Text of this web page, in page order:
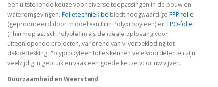
een uitstekende keuze voor diverse toepassingen in de bouw en
wateromgevingen. Folietechniek.be biedt hoogwaardige FPP-folie
(geproduceerd door middel van Film Polypropyleen) en TPO-folie
(Thermoplastisch Polyolefin) als de ideale oplossing voor
uiteenlopende projecten, variërend van vijverbekleding tot
dakbedekking. Polypropyleen folies kennen vele voordelen en zijn
veelzijdig in gebruik en vaak een goede keuze voor uw vijver.
Duurzaamheid en Weerstand